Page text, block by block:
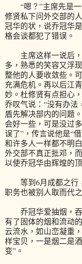
“嗯？”主席先是一
修贤私下问外交部的
冠华的状，说乔冠华
格会谈都犯了错误。
主席这样一说后，
多，熟悉的笑容又浮
整他的人要收敛些。
充满危机。再以后江
妙。杜修贤有点担心
乔叹气说：“没有办法
盾先解决部内的问题
会好一些，可是没过
误了”，传言说他是“
和许多人一样都不明
外交部不真正批邓，
以使乔冠华由辉煌的
等到6月成都之行
职务也被别人取而代
乔冠华爱抽烟，吞
有了固体的烟和流动
云流水，如山峦凝重
样宝贝，一是烟二是
变”。